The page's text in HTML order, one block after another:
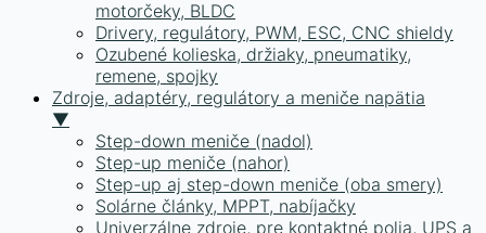
motorčeky, BLDC
Drivery, regulátory, PWM, ESC, CNC shieldy
Ozubené kolieska, držiaky, pneumatiky,
remene, spojky
Zdroje, adaptéry, regulátory a meniče napätia
▼
Step-down meniče (nadol)
Step-up meniče (nahor)
Step-up aj step-down meniče (oba smery)
Solárne články, MPPT, nabíjačky
Univerzálne zdroje, pre kontaktné polia, UPS a